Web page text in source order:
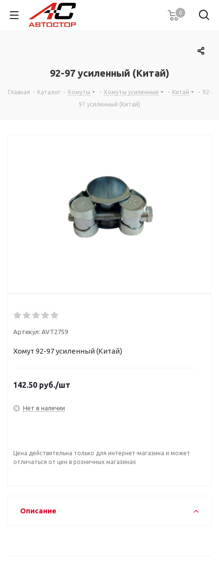
0
92-97 усиленный (Китай)
Главная - Каталог - Хомуты - Хомуты усиленные - Китай - 92-
97 усиленный (Китай)
Артикул: AVT2759
Хомут 92-97 усиленный (Китай)
142.50 руб./шт
Нет в наличии
Цена действительна только для интернет-магазина и может
отличаться от цен в розничных магазинах
Описание